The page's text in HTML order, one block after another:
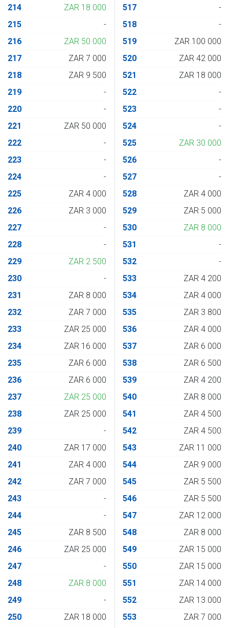
214
ZAR 18 000
215
-
216
ZAR 50 000
217
ZAR 7 000
218
ZAR 9 500
219
-
220
-
221
ZAR 50 000
222
-
223
-
224
-
225
ZAR 4 000
226
ZAR 3 000
227
-
228
-
229
ZAR 2 500
230
-
231
ZAR 8 000
232
ZAR 7 000
233
ZAR 25 000
234
ZAR 16 000
235
ZAR 6 000
236
ZAR 6 000
237
ZAR 25 000
238
ZAR 25 000
239
-
240
ZAR 17 000
241
ZAR 4 000
242
ZAR 7 000
243
-
244
-
245
ZAR 8 500
246
ZAR 25 000
247
-
248
ZAR 8 000
249
-
250
ZAR 18 000
517
-
518
-
519
ZAR 100 000
520
ZAR 42 000
521
ZAR 18 000
522
-
523
-
524
-
525
ZAR 30 000
526
-
527
-
528
ZAR 4 000
529
ZAR 5 000
530
ZAR 8 000
531
-
532
-
533
ZAR 4 200
534
ZAR 4 000
535
ZAR 3 800
536
ZAR 4 000
537
ZAR 6 000
538
ZAR 6 500
539
ZAR 4 200
540
ZAR 8 000
541
ZAR 4 500
542
ZAR 4 500
543
ZAR 11 000
544
ZAR 9 000
545
ZAR 5 500
546
ZAR 5 500
547
ZAR 12 000
548
ZAR 8 000
549
ZAR 15 000
550
ZAR 15 000
551
ZAR 14 000
552
ZAR 13 000
553
ZAR 7 000